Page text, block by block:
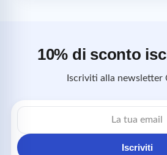
10% di sconto
Iscriviti alla newsletter
email
Iscriviti